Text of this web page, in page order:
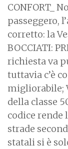
CONFORT_
passeggero,
corretto: la
BOCCIATI:
richiesta va
tuttavia c’è
migliorabile;
della classe
codice rende
strade
statali si è